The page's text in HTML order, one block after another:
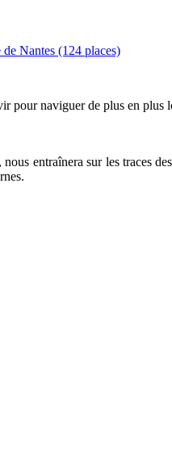
Nantes (124 places)
pour naviguer de plus en
entraînera sur les traces